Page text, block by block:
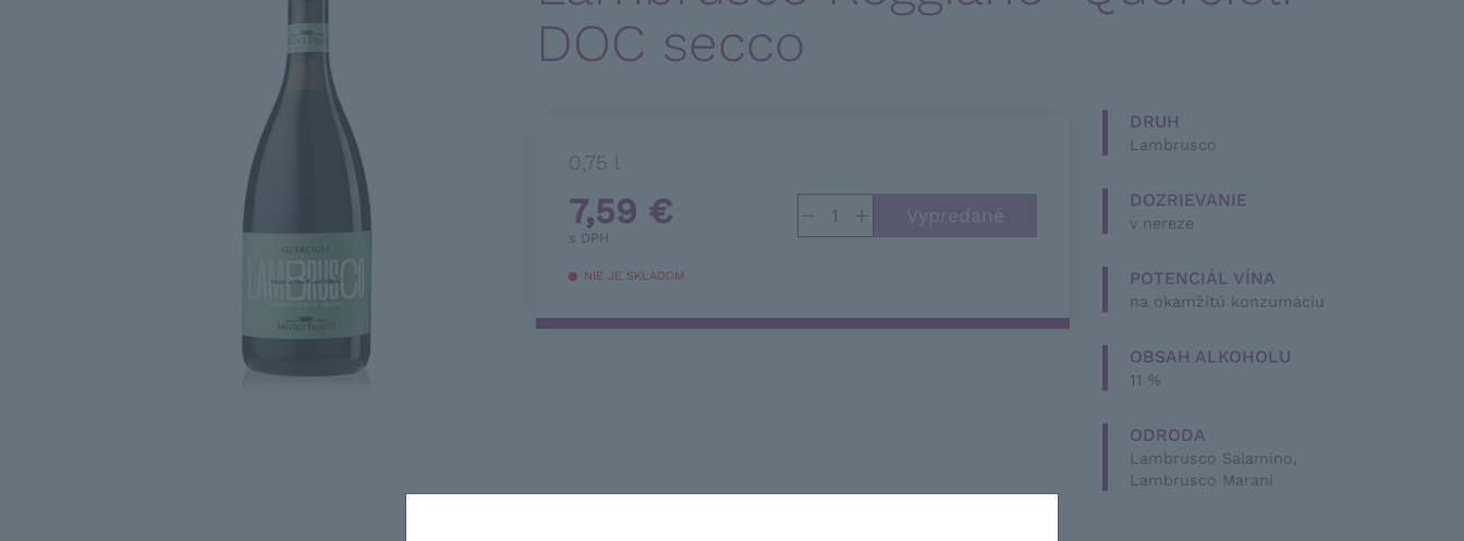
DOC secco
0,75 l
7,59 €
s DPH
− +
NIE JE SKLADOM
DRUH
Lambrusco
DOZRIEVANIE
v nereze
POTENCIÁL VÍNA
na okamžitú konzumáciu
OBSAH ALKOHOLU
11 %
ODRODA
Lambrusco Salamino,
Lambrusco Marani